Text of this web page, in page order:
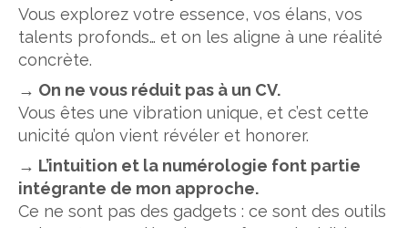
Vous explorez votre essence, vos élans, vos
talents profonds… et on les aligne à une réalité
concrète.
→ On ne vous réduit pas à un CV.
Vous êtes une vibration unique, et c’est cette
unicité qu’on vient révéler et honorer.
→ L’intuition et la numérologie font partie
intégrante de mon approche.
Ce ne sont pas des gadgets : ce sont des outils